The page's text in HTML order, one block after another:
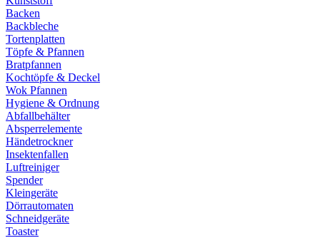
Backen
Backbleche
Tortenplatten
Töpfe & Pfannen
Bratpfannen
Kochtöpfe & Deckel
Wok Pfannen
Hygiene & Ordnung
Abfallbehälter
Absperrelemente
Händetrockner
Insektenfallen
Luftreiniger
Spender
Kleingeräte
Dörrautomaten
Schneidgeräte
Toaster